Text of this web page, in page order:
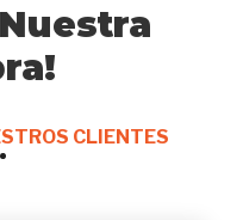
CLIENTES